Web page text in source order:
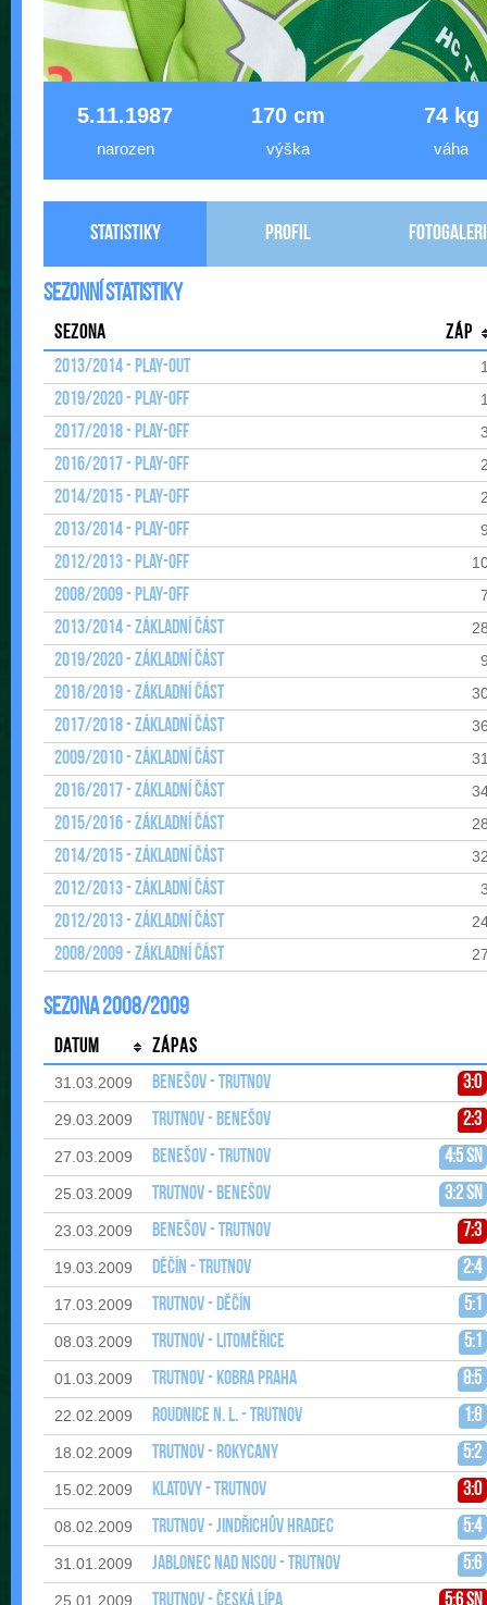
5.11.1987
narozen
170 cm
výška
74 kg
váha
Statistiky Profil
Sezonní statistiky
Sezona
Záp
2013/2014 - Play-out
2019/2020 - Play-off
2017/2018 - Play-off
2016/2017 - Play-off
2014/2015 - Play-off
2013/2014 - Play-off
2012/2013 - Play-off
2008/2009 - Play-off
2013/2014 - Základní část
2019/2020 - Základní část
2018/2019 - Základní část
2017/2018 - Základní část
2009/2010 - Základní část
2016/2017 - Základní část
2015/2016 - Základní část
2014/2015 - Základní část
2012/2013 - Základní část
2012/2013 - Základní část
2008/2009 - Základní část
Sezona 2008/2009
Datum Zápas
31.03.2009 Benešov - Trutnov 3:0
29.03.2009 Trutnov - Benešov 2:3
27.03.2009 Benešov - Trutnov 4:5 sn
25.03.2009 Trutnov - Benešov 3:2 sn
23.03.2009 Benešov - Trutnov 7:3
19.03.2009 Děčín - Trutnov 2:4
17.03.2009 Trutnov - Děčín 5:1
08.03.2009 Trutnov - Litoměřice 5:1
01.03.2009 Trutnov - Kobra Praha 8:5
22.02.2009 Roudnice n. L. - Trutnov 1:8
18.02.2009 Trutnov - Rokycany 5:2
15.02.2009 Klatovy - Trutnov 3:0
08.02.2009 Trutnov - Jindřichův Hradec 5:4
31.01.2009 Jablonec nad Nisou - Trutnov 5:6
25.01.2009